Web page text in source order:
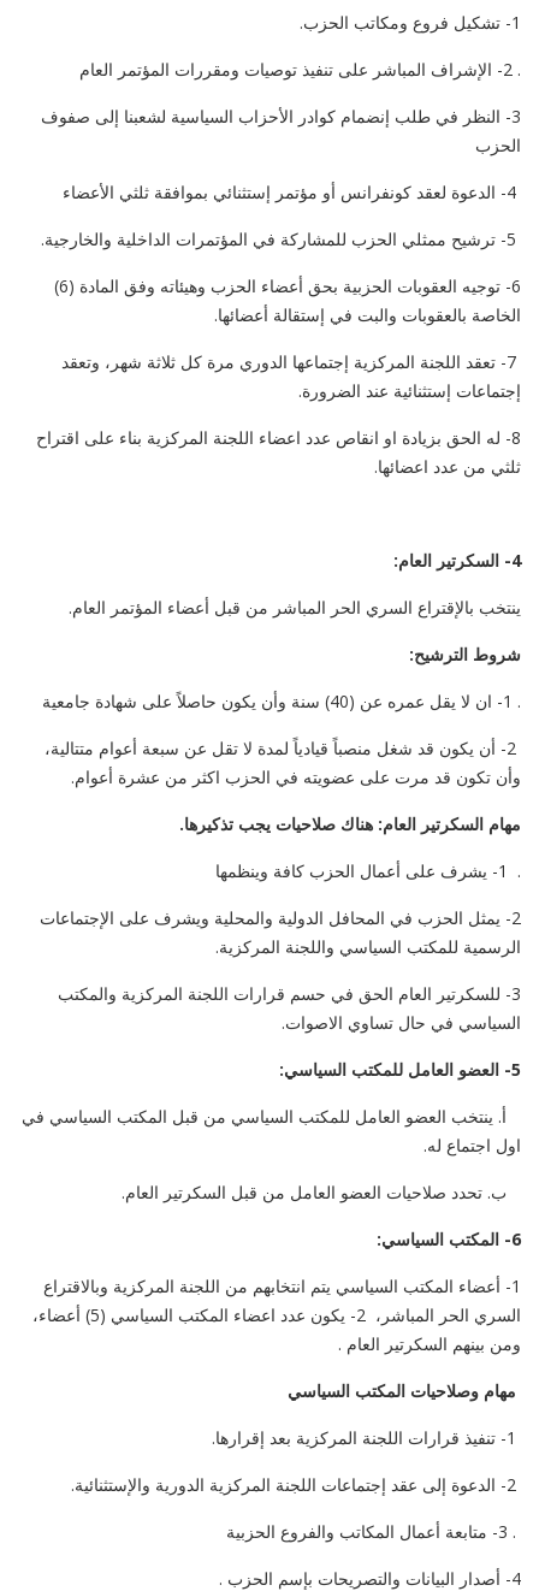
1- تشكيل فروع ومكاتب الحزب.
. 2- الإشراف المباشر على تنفيذ توصيات ومقررات المؤتمر العام
3- النظر في طلب إنضمام كوادر الأحزاب السياسية لشعبنا إلى صفوف
الحزب
6- توجيه العقوبات الحزبية بحق أعضاء الحزب وهيئاته وفق المادة (6)
الخاصة بالعقوبات والبت في إستقالة أعضائها.
7- تعقد اللجنة المركزية إجتماعها الدوري مرة كل ثلاثة شهر، وتعقد
إجتماعات إستثنائية عند الضرورة.
8- له الحق بزيادة او انقاص عدد اعضاء اللجنة المركزية بناء على اقتراح
ثلثي من عدد اعضائها.
4- السكرتير العام:
ينتخب بالإقتراع السري الحر المباشر من قبل أعضاء المؤتمر العام.
شروط الترشيح:
. 1- ان لا يقل عمره عن (40) سنة وأن يكون حاصلاً على شهادة جامعية
2- أن يكون قد شغل منصباً قيادياً لمدة لا تقل عن سبعة أعوام متتالية،
وأن تكون قد مرت على عضويته في الحزب اكثر من عشرة أعوام.
مهام السكرتير العام: هناك صلاحيات يجب تذكيرها.
. 1- يشرف على أعمال الحزب كافة وينظمها
2- يمثل الحزب في المحافل الدولية والمحلية ويشرف على الإجتماعات
الرسمية للمكتب السياسي واللجنة المركزية.
3- للسكرتير العام الحق في حسم قرارات اللجنة المركزية والمكتب
السياسي في حال تساوي الاصوات.
5- العضو العامل للمكتب السياسي:
أ. ينتخب العضو العامل للمكتب السياسي من قبل المكتب السياسي في
اول اجتماع له.
ب. تحدد صلاحيات العضو العامل من قبل السكرتير العام.
6- المكتب السياسي:
1- أعضاء المكتب السياسي يتم انتخابهم من اللجنة المركزية وبالاقتراع
السري الحر المباشر، 2- يكون عدد اعضاء المكتب السياسي (5) أعضاء،
ومن بينهم السكرتير العام .
مهام وصلاحيات المكتب السياسي
. 3- متابعة أعمال المكاتب والفروع الحزبية
4- أصدار البيانات والتصريحات بإسم الحزب .